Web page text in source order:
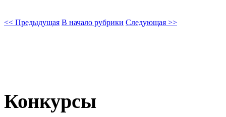
<< Предыдущая В начало рубрики Следующая >>
Конкурсы